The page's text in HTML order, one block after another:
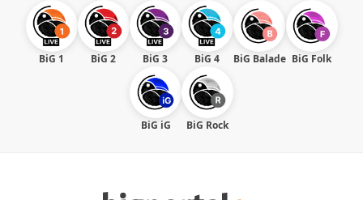
BiG 1 BiG 2 BiG 3 BiG 4 BiG Balade BiG Folk
BiG iG BiG Rock